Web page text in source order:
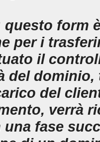
questo form
per i
il
del dominio,
del
verrà
fase